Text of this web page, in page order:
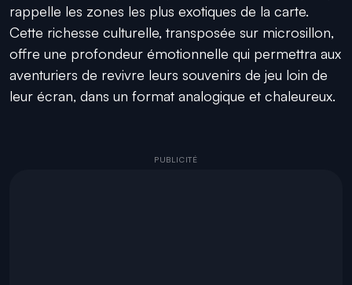
rappelle les zones les plus exotiques de la carte.
Cette richesse culturelle, transposée sur microsillon,
offre une profondeur émotionnelle qui permettra aux
aventuriers de revivre leurs souvenirs de jeu loin de
leur écran, dans un format analogique et chaleureux.